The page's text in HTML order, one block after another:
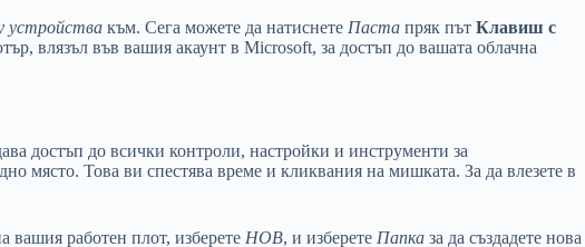
устройства към. Сега можете да натиснете Паста пряк път Клавиш с
влязъл във вашия акаунт в Microsoft, за достъп до вашата облачна
достъп до всички контроли, настройки и инструменти за
място. Това ви спестява време и кликвания на мишката. За да влезете в
вашия работен плот, изберете НОВ, и изберете Папка за да създадете нова